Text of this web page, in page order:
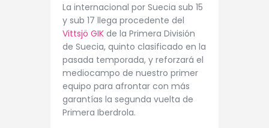
La internacional por Suecia sub 15
y sub 17 llega procedente del
Vittsjö GIK de la Primera División
de Suecia, quinto clasificado en la
pasada temporada, y reforzará el
mediocampo de nuestro primer
equipo para afrontar con más
garantías la segunda vuelta de
Primera Iberdrola.